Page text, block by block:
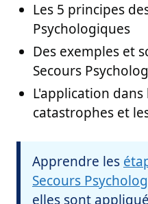
Les 5 principes
Psychologiques
Des exemples et
Secours
L'application
catastrophes et
Apprendre les
Secours
elles sont